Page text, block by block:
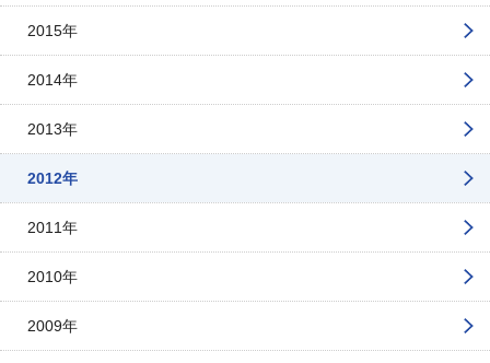
2015年
2014年
2013年
2012年
2011年
2010年
2009年